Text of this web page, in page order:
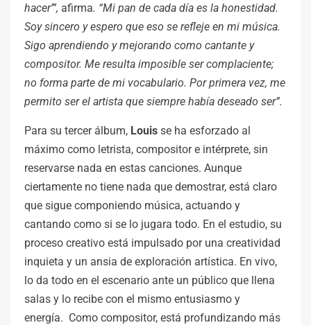
hacer’”, afirma. “Mi pan de cada día es la honestidad.
Soy sincero y espero que eso se refleje en mi música.
Sigo aprendiendo y mejorando como cantante y
compositor. Me resulta imposible ser complaciente;
no forma parte de mi vocabulario. Por primera vez, me
permito ser el artista que siempre había deseado ser”.
Para su tercer álbum, Louis se ha esforzado al
máximo como letrista, compositor e intérprete, sin
reservarse nada en estas canciones. Aunque
ciertamente no tiene nada que demostrar, está claro
que sigue componiendo música, actuando y
cantando como si se lo jugara todo. En el estudio, su
proceso creativo está impulsado por una creatividad
inquieta y un ansia de exploración artística. En vivo,
lo da todo en el escenario ante un público que llena
salas y lo recibe con el mismo entusiasmo y
energía. Como compositor, está profundizando más